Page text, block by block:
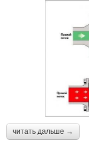
читать дальше →